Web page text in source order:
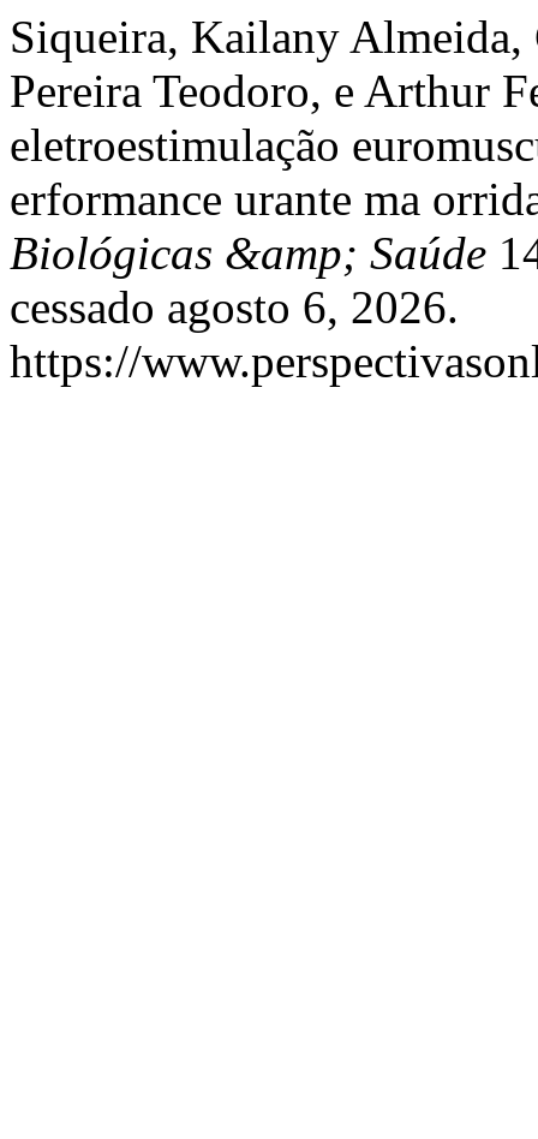
Siqueira, Kailany
Pereira Teodoro, e Arthur
eletroestimulação
erformance urante ma
Biológicas &amp; Saúde
cessado agosto 6, 2026.
https://